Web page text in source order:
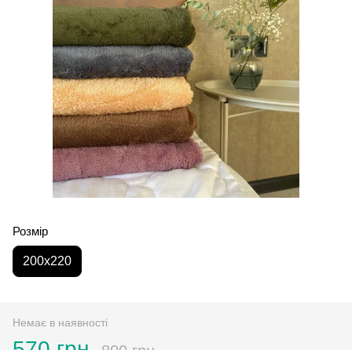
Розмір
200х220
Немає в наявності